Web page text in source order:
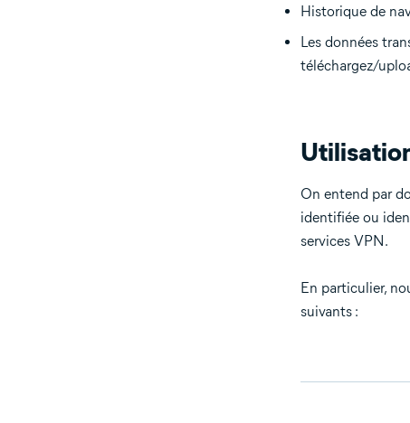
Historique de
Les données
téléchargez/
On entend par
identifiée ou
services VPN.
En particulier,
suivants :